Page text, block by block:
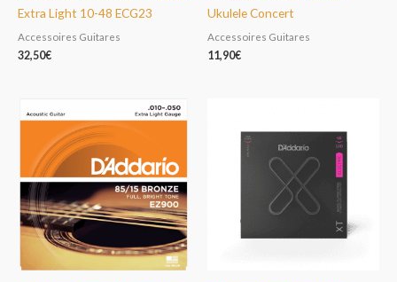
Extra Light 10-48 ECG23
Accessoires Guitares
32,50€
Ukulele Concert
Accessoires Guitares
11,90€